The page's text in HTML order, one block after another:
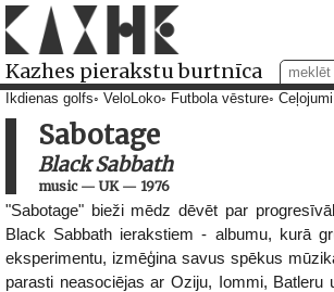
Kazhes pierakstu burtnīca
Ikdienas golfs VeloLoko Futbola vēsture Ceļojumi
Sabotage
Black Sabbath
music— UK— 1976
"Sabotage" bieži mēdz dēvēt par
Black Sabbath ierakstiem - albumu, kurā
eksperimentu, izmēģina savus spēkus
parasti neasociējas ar Oziju, Iommi, Batleru